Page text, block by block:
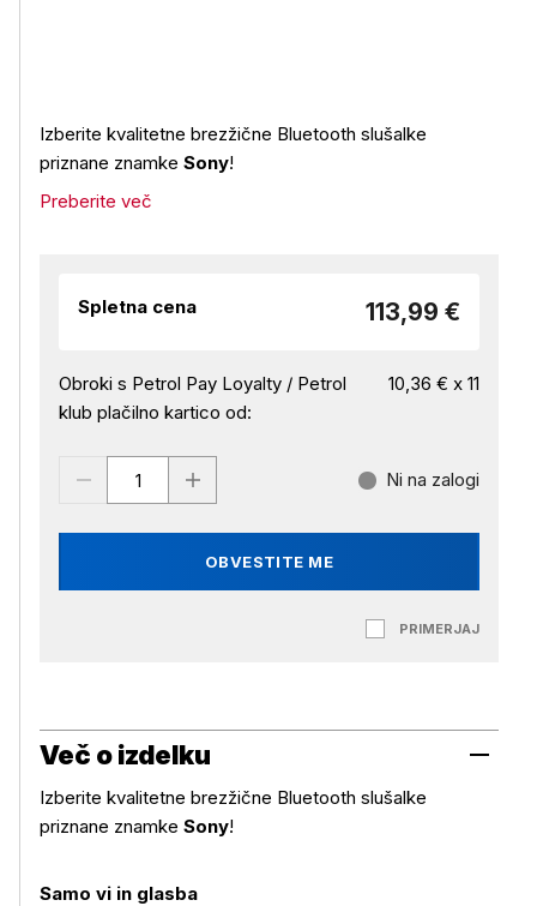
Izberite kvalitetne brezžične Bluetooth slušalke
priznane znamke Sony!
Preberite več
Spletna cena 113,99 €
Obroki s Petrol Pay Loyalty / Petrol
klub plačilno kartico od:
10,36 € x 11
OBVESTITE ME
Ni na zalogi
PRIMERJAJ
Več o izdelku
Izberite kvalitetne brezžične Bluetooth slušalke
priznane znamke Sony!
Samo vi in glasba